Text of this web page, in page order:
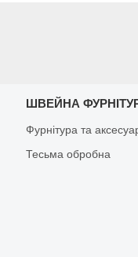
ШВЕЙНА
Фурнітура та
Тесьма обробна